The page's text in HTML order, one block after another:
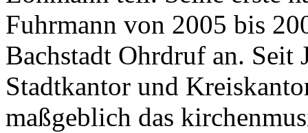
Fuhrmann von 2005 bis
Bachstadt Ohrdruf an. Seit
Stadtkantor und
maßgeblich das